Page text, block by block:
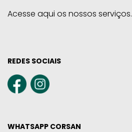
Acesse aqui os nossos serviços.
REDES SOCIAIS
WHATSAPP CORSAN